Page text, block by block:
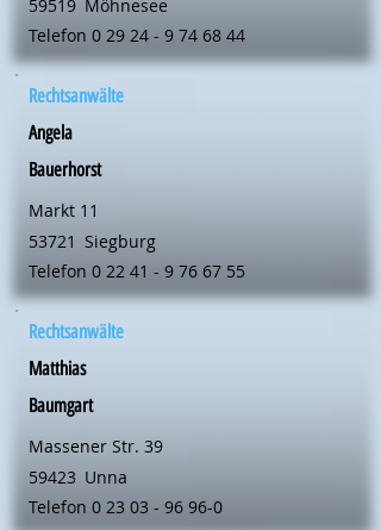
59519 Möhnesee
Telefon 0 29 24 - 9 74 68 44
Rechtsanwälte
Angela
Bauerhorst
Markt 11
53721 Siegburg
Telefon 0 22 41 - 9 76 67 55
Rechtsanwälte
Matthias
Baumgart
Massener Str. 39
59423 Unna
Telefon 0 23 03 - 96 96-0